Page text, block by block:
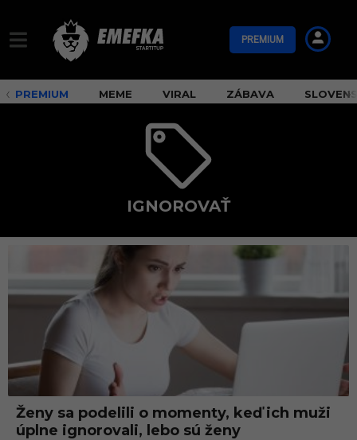
PREMIUM
PREMIUM MEME VIRAL ZÁBAVA
IGNOROVAŤ
g
n
o
v
a
Ženy sa podelili o momenty, keď ich muži
úplne ignorovali, lebo sú ženy